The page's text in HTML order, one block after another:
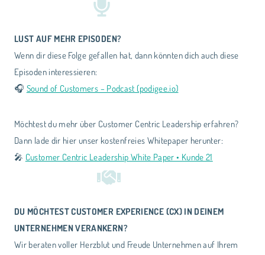
LUST AUF MEHR EPISODEN?
Wenn dir diese Folge gefallen hat, dann könnten dich auch diese
Episoden interessieren:
🎧 Sound of Customers – Podcast (podigee.io)
Möchtest du mehr über Customer Centric Leadership erfahren?
Dann lade dir hier unser kostenfreies Whitepaper herunter:
🎤 Customer Centric Leadership White Paper • Kunde 21
DU MÖCHTEST CUSTOMER EXPERIENCE (CX) IN DEINEM
UNTERNEHMEN VERANKERN?
Wir beraten voller Herzblut und Freude Unternehmen auf Ihrem